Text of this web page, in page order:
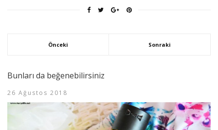
Önceki Sonraki
Bunları da beğenebilirsiniz
26 Ağustos 2018